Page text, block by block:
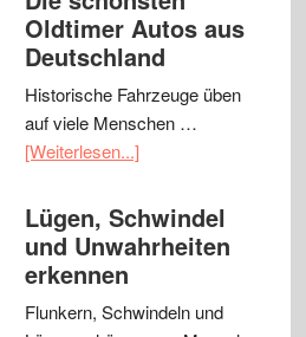
Oldtimer Autos aus
Deutschland
Historische Fahrzeuge üben
auf viele Menschen …
[Weiterlesen...]
Lügen, Schwindel
und Unwahrheiten
erkennen
Flunkern, Schwindeln und